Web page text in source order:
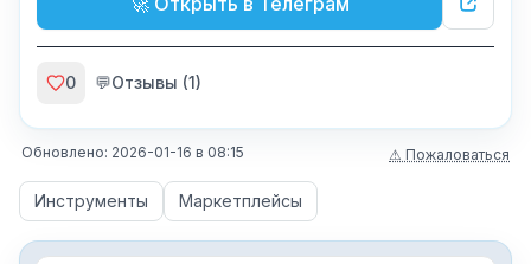
0 💬Отзывы (1)
Обновлено: 2026-01-16 в 08:15 ⚠ Пожаловаться
Инструменты Маркетплейсы